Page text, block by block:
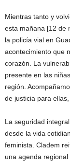
Mientras tanto y
esta mañana [12 de
la policía vial en
acontecimiento que
corazón. La
presente en las
región.
de justicia para ellas,
La seguridad
desde la vida
feminista. Cladem
una agenda